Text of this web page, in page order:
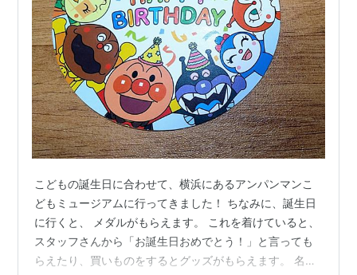
こどもの誕生日に合わせて、横浜にあるアンパンマンこ
どもミュージアムに行ってきました！ ちなみに、誕生日
に行くと、 メダルがもらえます。 これを着けていると、
スタッフさんから「お誕生日おめでとう！」と言っても
らえたり、買いものをするとグッズがもらえます。 名前